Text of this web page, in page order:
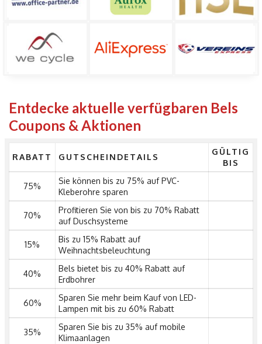
Entdecke aktuelle verfügbaren Bels
Coupons & Aktionen
RABATT GUTSCHEINDETAILS
GÜLTIG
BIS
75%
Sie können bis zu 75% auf PVC-
Kleberohre sparen
70%
Profitieren Sie von bis zu 70% Rabatt
auf Duschsysteme
15%
Bis zu 15% Rabatt auf
Weihnachtsbeleuchtung
40%
Bels bietet bis zu 40% Rabatt auf
Erdbohrer
60%
Sparen Sie mehr beim Kauf von LED-
Lampen mit bis zu 60% Rabatt
35%
Sparen Sie bis zu 35% auf mobile
Klimaanlagen